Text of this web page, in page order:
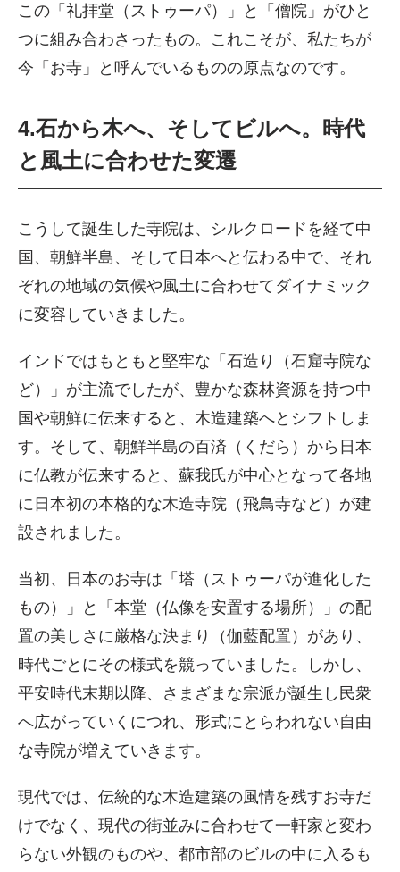
この「礼拝堂（ストゥーパ）」と「僧院」がひと
つに組み合わさったもの。これこそが、私たちが
今「お寺」と呼んでいるものの原点なのです。
4.石から木へ、そしてビルへ。時代
と風土に合わせた変遷
こうして誕生した寺院は、シルクロードを経て中
国、朝鮮半島、そして日本へと伝わる中で、それ
ぞれの地域の気候や風土に合わせてダイナミック
に変容していきました。
インドではもともと堅牢な「石造り（石窟寺院な
ど）」が主流でしたが、豊かな森林資源を持つ中
国や朝鮮に伝来すると、木造建築へとシフトしま
す。そして、朝鮮半島の百済（くだら）から日本
に仏教が伝来すると、蘇我氏が中心となって各地
に日本初の本格的な木造寺院（飛鳥寺など）が建
設されました。
当初、日本のお寺は「塔（ストゥーパが進化した
もの）」と「本堂（仏像を安置する場所）」の配
置の美しさに厳格な決まり（伽藍配置）があり、
時代ごとにその様式を競っていました。しかし、
平安時代末期以降、さまざまな宗派が誕生し民衆
へ広がっていくにつれ、形式にとらわれない自由
な寺院が増えていきます。
現代では、伝統的な木造建築の風情を残すお寺だ
けでなく、現代の街並みに合わせて一軒家と変わ
らない外観のものや、都市部のビルの中に入るも